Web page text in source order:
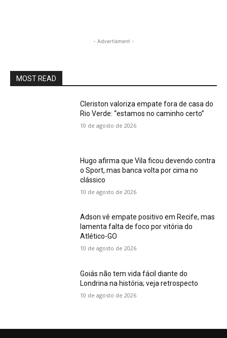
- Advertisment -
MOST READ
Cleriston valoriza empate fora de casa do
Rio Verde: “estamos no caminho certo”
10 de agosto de 2026
Hugo afirma que Vila ficou devendo contra
o Sport, mas banca volta por cima no
clássico
10 de agosto de 2026
Adson vê empate positivo em Recife, mas
lamenta falta de foco por vitória do
Atlético-GO
10 de agosto de 2026
Goiás não tem vida fácil diante do
Londrina na história; veja retrospecto
10 de agosto de 2026